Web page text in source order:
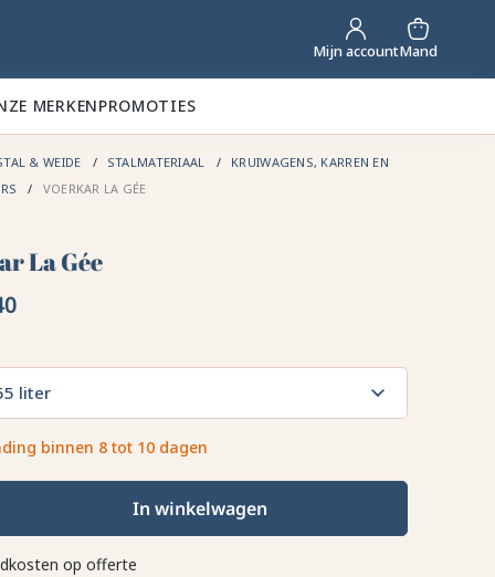
Mijn accountMand
MERKENPROMOTIES
& WEIDE STALMATERIAAL
KRUIWAGENS, KARREN EN
VOERKAR LA GÉE
La Gée
liter
binnen 8 tot 10 dagen
In winkelwagen
op offerte